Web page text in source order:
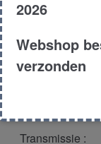
Type :
Transmissie :
2026
Webshop
verzonden